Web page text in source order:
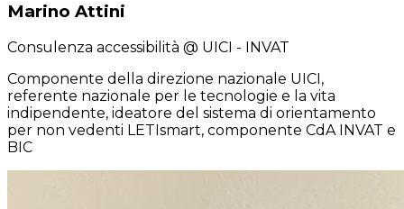
Marino Attini
Consulenza accessibilità @ UICI - INVAT
Componente della direzione nazionale UICI,
referente nazionale per le tecnologie e la vita
indipendente, ideatore del sistema di orientamento
per non vedenti LETIsmart, componente CdA INVAT e
BIC